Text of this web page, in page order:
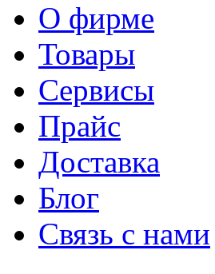
О фирме
Товары
Сервисы
Прайс
Доставка
Блог
Связь с нами